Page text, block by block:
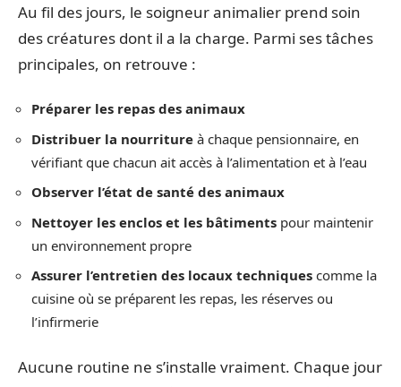
Au fil des jours, le soigneur animalier prend soin
des créatures dont il a la charge. Parmi ses tâches
principales, on retrouve :
Préparer les repas des animaux
Distribuer la nourriture à chaque pensionnaire, en
vérifiant que chacun ait accès à l’alimentation et à l’eau
Observer l’état de santé des animaux
Nettoyer les enclos et les bâtiments pour maintenir
un environnement propre
Assurer l’entretien des locaux techniques comme la
cuisine où se préparent les repas, les réserves ou
l’infirmerie
Aucune routine ne s’installe vraiment. Chaque jour